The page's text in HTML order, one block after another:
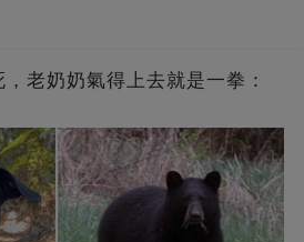
老奶奶氣得上去就是一拳：